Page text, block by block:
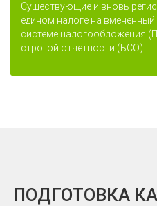
Существующие и вновь
едином налоге на
системе налогообложения
строгой отчетности (БСО).
ПОДГОТОВКА